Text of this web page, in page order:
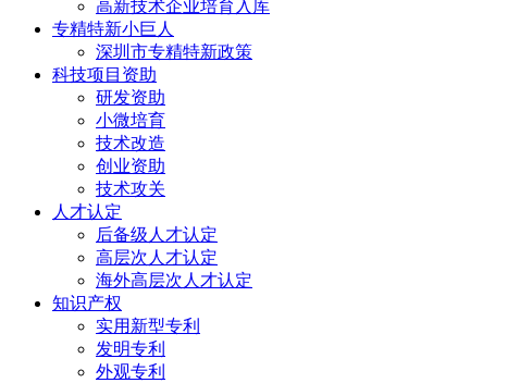
高新技术企业培育入库
专精特新小巨人
深圳市专精特新政策
科技项目资助
研发资助
小微培育
技术改造
创业资助
技术攻关
人才认定
后备级人才认定
高层次人才认定
海外高层次人才认定
知识产权
实用新型专利
发明专利
外观专利